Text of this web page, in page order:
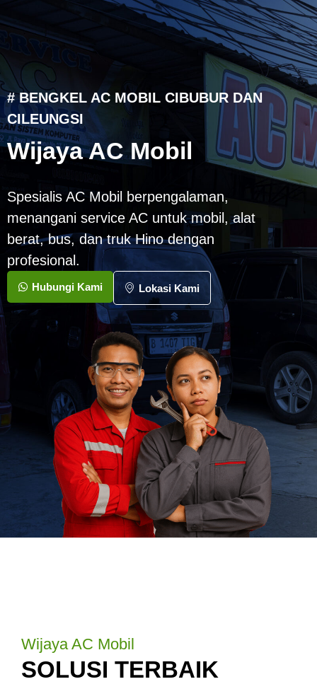
# BENGKEL AC MOBIL CIBUBUR DAN
CILEUNGSI
Wijaya AC Mobil
Spesialis AC Mobil berpengalaman,
menangani service AC untuk mobil, alat
berat, bus, dan truk Hino dengan
profesional.
Hubungi Kami Lokasi Kami
Wijaya AC Mobil
SOLUSI TERBAIK